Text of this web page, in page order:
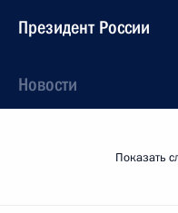
Президент России
Новости
Показать